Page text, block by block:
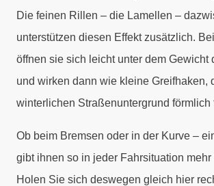
Die feinen Rillen – die Lamellen –
unterstützen diesen Effekt zusätzlich.
öffnen sie sich leicht unter dem Gewicht
und wirken dann wie kleine Greifhaken,
winterlichen Straßenuntergrund förmlich
Ob beim Bremsen oder in der Kurve –
gibt ihnen so in jeder Fahrsituation mehr
Holen Sie sich deswegen gleich hier